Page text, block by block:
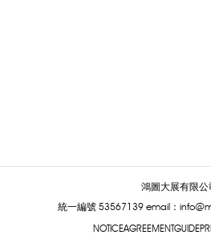
鴻圖大展有限公
統一編號 53567139 email：
NOTICEAGREEMENTGUIDE